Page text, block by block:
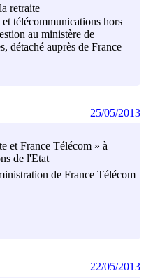
retraite
télécommunications hors
au ministère de
détaché auprès de France
et France Télécom » à
de l'Etat
de France Télécom
25/05/2013
22/05/2013